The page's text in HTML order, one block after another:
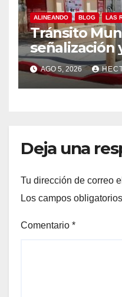
ALINEANDO BLOG LAS
Tránsito
señalización
cruces
Cabos
AGO 5, 2026
Deja una
Tu dirección de correo
Los campos
Comentario *